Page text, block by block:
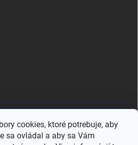
cookies, ktoré potrebuje, aby
sa ovládal a aby sa Vám
@meraj-sk